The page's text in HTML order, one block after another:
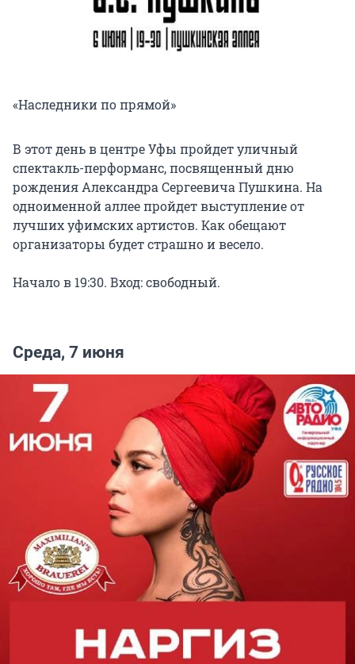
«Наследники по прямой»
В этот день в центре Уфы пройдет уличный
спектакль-перформанс, посвященный дню
рождения Александра Сергеевича Пушкина. На
одноименной аллее пройдет выступление от
лучших уфимских артистов. Как обещают
организаторы будет страшно и весело.
Начало в 19:30. Вход: свободный.
Среда, 7 июня